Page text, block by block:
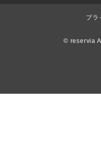
プラ
© reservia